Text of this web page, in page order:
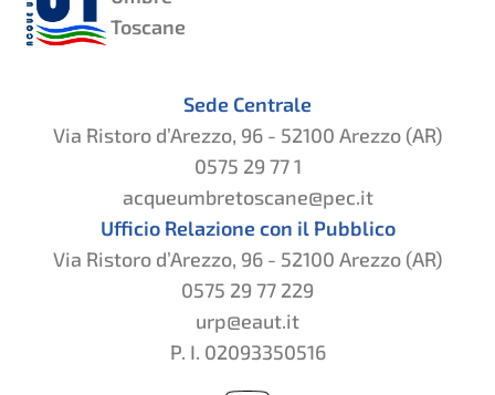
Toscane
Sede Centrale
Via Ristoro d’Arezzo, 96 - 52100 Arezzo (AR)
0575 29 77 1
acqueumbretoscane@pec.it
Ufficio Relazione con il Pubblico
Via Ristoro d’Arezzo, 96 - 52100 Arezzo (AR)
0575 29 77 229
urp@eaut.it
P. I. 02093350516